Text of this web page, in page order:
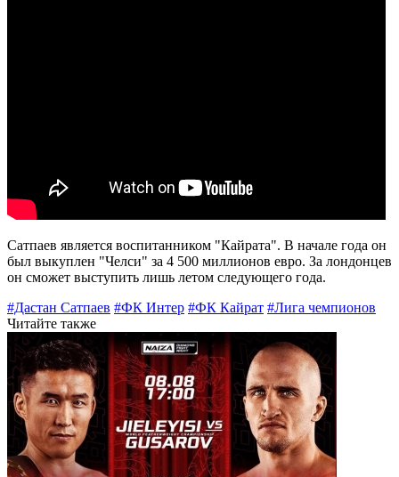
Сатпаев является воспитанником "Кайрата". В начале года он
был выкуплен "Челси" за 4 500 миллионов евро. За лондонцев
он сможет выступить лишь летом следующего года.
#Дастан Сатпаев #ФК Интер #ФК Кайрат #Лига чемпионов
Читайте также